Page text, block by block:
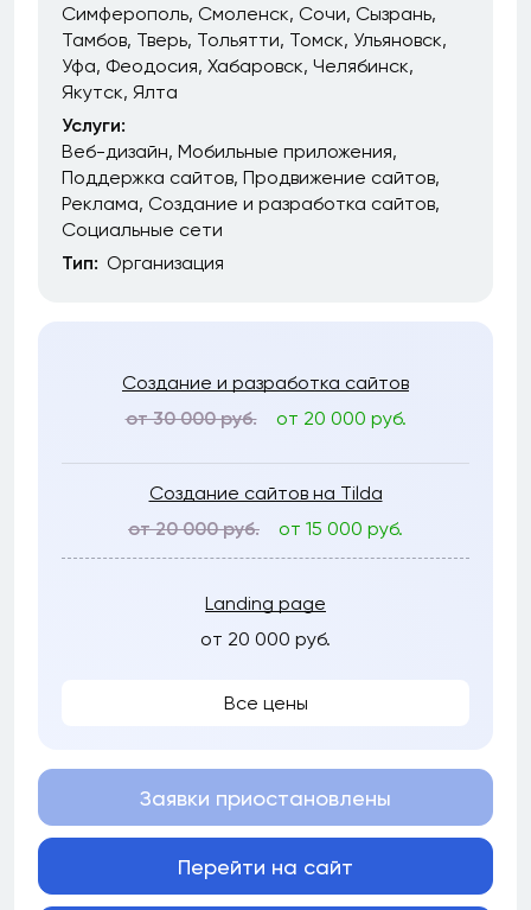
Симферополь Смоленск Сочи Сызрань
Тамбов Тверь Тольятти Томск Ульяновск
Уфа Феодосия Хабаровск Челябинск
Якутск Ялта
Услуги:
Веб-дизайн Мобильные приложения
Поддержка сайтов Продвижение сайтов
Реклама Создание и разработка сайтов
Социальные сети
Тип: Организация
Создание и разработка сайтов
от 30 000 руб.
от 20 000 руб.
Создание сайтов на Tilda
от 20 000 руб.
от 15 000 руб.
Landing page
от 20 000 руб.
Все цены
Заявки приостановлены
Перейти на сайт